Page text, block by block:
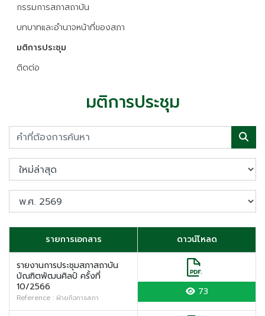
กรรมการสภาสถาบัน
บทบาทและอำนาจหน้าที่ของสภา
มติการประชุม
ติดต่อ
มติการประชุม
รายการเอกสาร ดาวน์โหลด
รายงานการประชุมสภาสถาบัน
บัณฑิตพัฒนศิลป์ ครั้งที่
10/2566
Reference : ฝ่ายกิจการสภา
73